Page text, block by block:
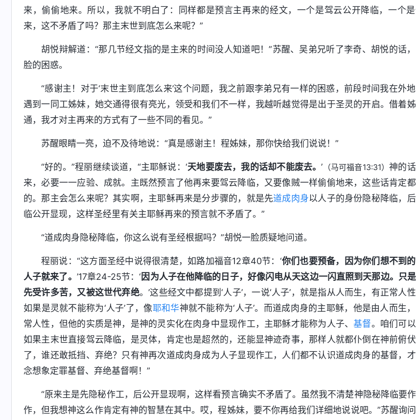
来，偷偷地来。所以，我就不明白了：同样都是预言主再来的经文，一个是驾云公开降临，一个
来，这不矛盾了吗？那主末世到底怎么来呢？”
胡悦辩解道：“那几节经文指的是主来的时间没人知道吧！”苏醒、吴弟兄听了李奇、胡悦的话
脸的困惑。
“感谢主！对于‘末世主到底怎么来’这个问题，我之前跟李弟兄有一样的困惑，前段时间我在外
遇到一同工姊妹，她交通得很有亮光，领受和我们不一样，我越听越觉得是出于圣灵的开启。借着
通，我才对主再来的方式有了一些不同的看见。”
苏醒眼睛一亮，迫不及待地说：“真是感谢主！程姊妹，那你快给我们说说！”
“好的。”程丽继续谈道，“主耶稣说：‘天地要废去，我的话却不能废去。’ （马可福音13:31）神的
来，必要一一应验、成就。主既然预言了他再来要驾云降临，又要像贼一样偷偷地来，这些话肯定
的。那主会怎么来呢？其实啊，主耶稣再来是分步骤的，就是先道成肉身以人子的身份隐秘降临，
临公开显现，这样圣经里有关主耶稣再来的预言就不矛盾了。”
“道成肉身隐秘降临，你这么说有圣经根据吗？”胡悦一脸质疑地问道。
程丽说：“这方面圣经中说得很清楚，如路加福音12章40节：‘你们也要预备，因为你们想不到的
人子就来了。 ’17章24-25节：‘因为人子在他降临的日子，好像闪电从天这边一闪直照到天那边。只
先受许多苦，又被这世代弃绝。’这些经文中都提到‘人子’，一说‘人子’，就是指从人而生，有正常人性
如果是灵就不能称为‘人子’了，像耶和华神就不能称为‘人子’。而道成肉身的主耶稣，他是由人而生
常人性，但他的实质是神，是神的灵实化在肉身中显现作工，主耶稣才能称为人子、基督。咱们可以
如果主末世直接驾云降临，是灵体，肯定也是超然的，还能显神迹奇事，那样人就都仆倒在神前俯
了，谁还敢抵挡、弃绝？只有神再次道成肉身成为人子显现作工，人们都不认识道成肉身的基督，
念想象定罪基督、弃绝基督啊！”
“原来主是先隐秘作工，后公开显现啊，这样看预言确实不矛盾了。虽然我不清楚神隐秘降临要
作，但我想神这么作肯定有神的智慧在其中。哎，程姊妹，要不你再给我们详细地说说吧。”苏醒询